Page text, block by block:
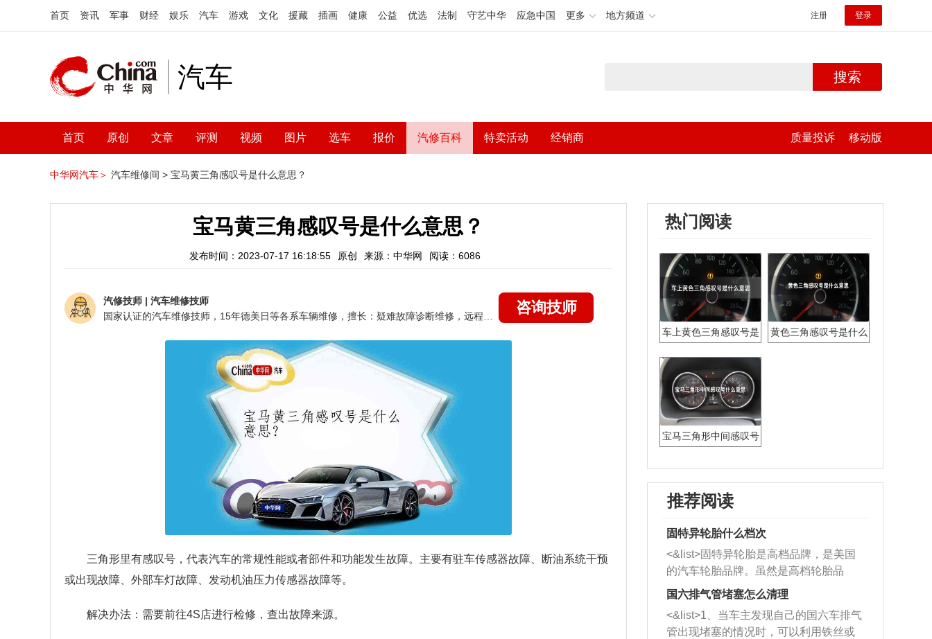
首页 资讯 军事 财经 娱乐 汽车 游戏 文化 援藏 插画 健康 公益 优选 法制 守艺中华 应急中国 更多 地方频道 注册 登录
汽车 搜索
首页 原创 文章 评测 视频 图片 选车 报价 汽修百科 特卖活动 经销商 质量投诉 移动版
中华网汽车＞ 汽车维修间 > 宝马黄三角感叹号是什么意思？
宝马黄三角感叹号是什么意思？
发布时间：2023-07-17 16:18:55 原创 来源：中华网 阅读：6086
汽修技师 | 汽车维修技师
咨询技师
三角形里有感叹号，代表汽车的常规性能或者部件和功能发生故障。主要有驻车传感器故障、断油系统干预
或出现故障、外部车灯故障、发动机油压力传感器故障等。
解决办法：需要前往4S店进行检修，查出故障来源。
热门阅读
车上黄色三角感叹号是
黄色三角感叹号是什么
宝马三角形中间感叹号
推荐阅读
固特异轮胎什么档次
<&list>固特异轮胎是高档品牌，是美国
的汽车轮胎品牌。虽然是高档轮胎品
牌，但是中高低端的轮胎都有生产，这
也是为了更好的开拓市场。
国六排气管堵塞怎么清理
<&list>1、当车主发现自己的国六车排气
管出现堵塞的情况时，可以利用铁丝或